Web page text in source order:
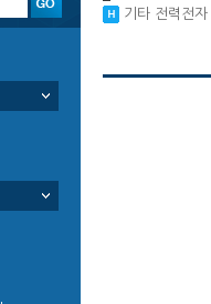
기타 전력전